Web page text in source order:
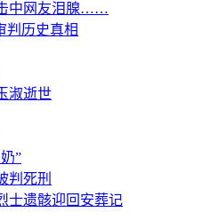
中网友泪腺……
判历史真相
淑逝世
”
判死刑
士遗骸迎回安葬记